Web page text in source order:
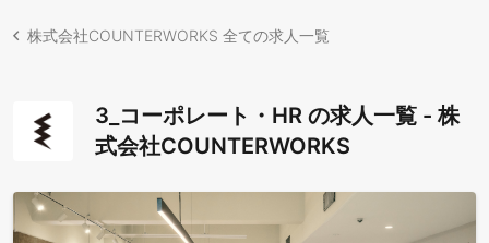
株式会社COUNTERWORKS 全ての求人一覧
3_コーポレート・HR の求人一覧 - 株
式会社COUNTERWORKS